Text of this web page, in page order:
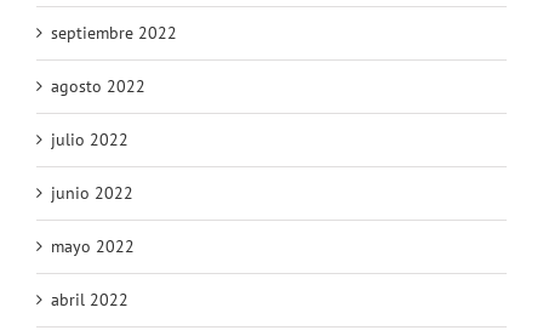
septiembre 2022
agosto 2022
julio 2022
junio 2022
mayo 2022
abril 2022